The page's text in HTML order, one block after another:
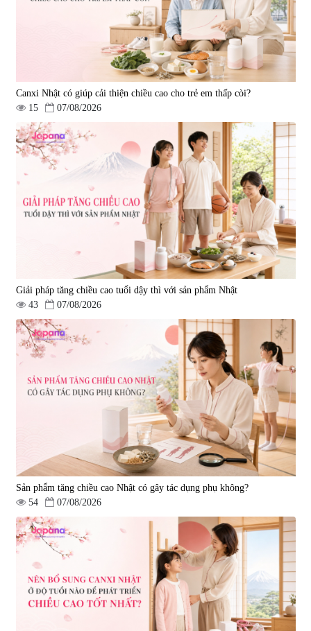
Canxi Nhật có giúp cải thiện chiều cao cho trẻ em thấp còi?
15
07/08/2026
Giải pháp tăng chiều cao tuổi dậy thì với sản phẩm Nhật
43
07/08/2026
Sản phẩm tăng chiều cao Nhật có gây tác dụng phụ không?
54
07/08/2026